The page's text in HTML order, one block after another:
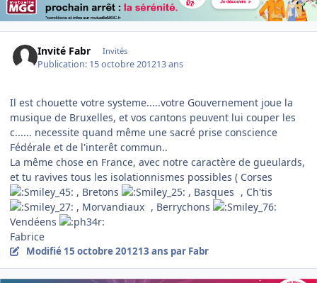
Invité Fabr Invités
Publication: 15 octobre 201213 ans
Il est chouette votre systeme.....votre Gouvernement joue la
musique de Bruxelles, et vos cantons peuvent lui couper les
c...... necessite quand même une sacré prise conscience
Fédérale et de l'interêt commun..
La même chose en France, avec notre caractère de gueulards,
et tu ravives tous les isolationnismes possibles ( Corses
, Bretons
, Basques , Ch'tis
, Morvandiaux , Berrychons
Vendéens
Fabrice
Modifié 15 octobre 201213 ans par Fabr